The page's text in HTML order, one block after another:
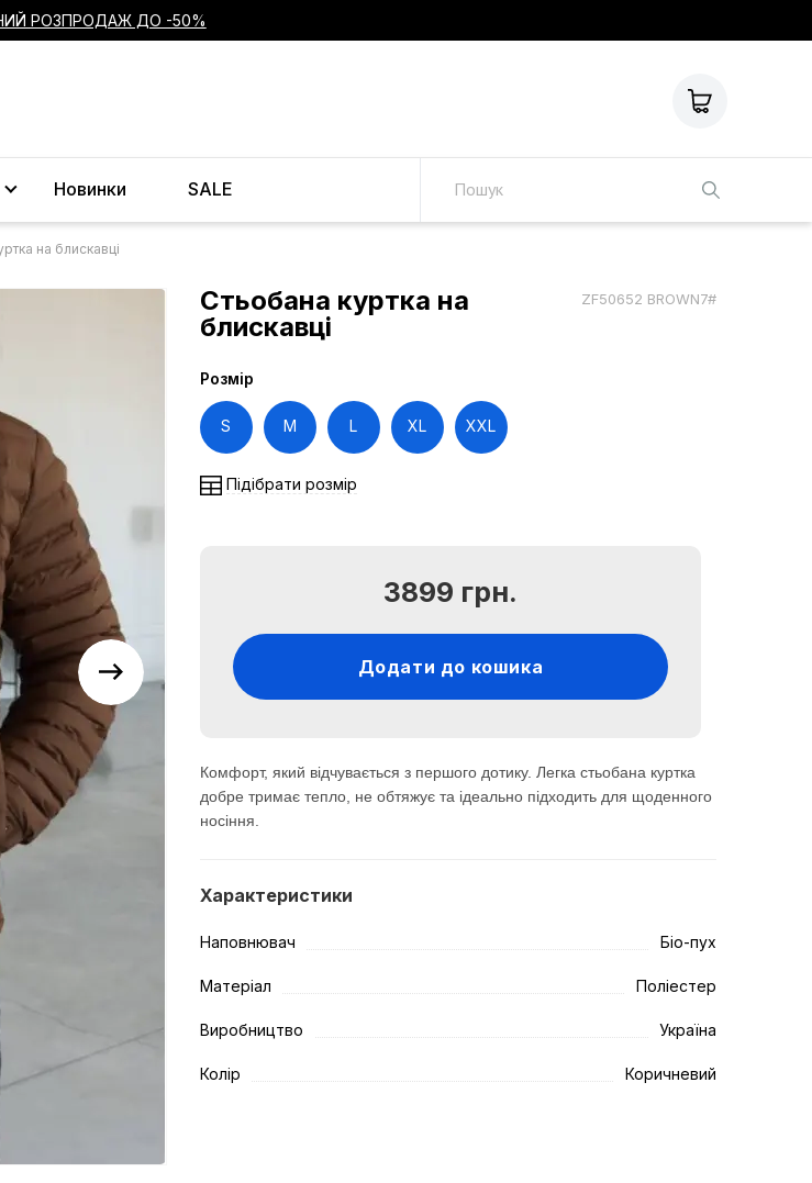
РОЗПРОДАЖ ДО -50%
Новинки SALE
на блискавці
Стьобана куртка на
блискавці
ZF50652 BROWN7#
Розмір
S M L XL XXL
Підібрати розмір
3899 грн.
Додати до кошика
Комфорт, який відчувається з першого дотику. Легка стьобана куртка
добре тримає тепло, не обтяжує та ідеально підходить для щоденного
носіння.
Характеристики
Наповнювач Біо-пух
Матеріал Поліестер
Виробництво Україна
Колір Коричневий